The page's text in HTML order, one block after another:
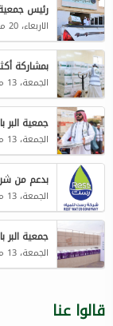
الاربعاء، 20 مايو 2026
الجمعة، 13 مارس 2026
الجمعة، 13 مارس 2026
الجمعة، 13 مارس 2026
الجمعة، 13 مارس 2026
قالوا عنا